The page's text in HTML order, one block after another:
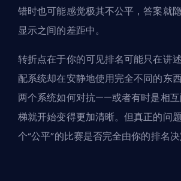
错时也可能感觉极其不公平，答案就
显示之间的差距中。
转折点在于你的可见排名可能只在讲
配系统却在安静地使用完全不同的东
两个系统如何对抗——或者有时是相
梯就开始变得更加清晰。但真正的问
个“公平”的比赛是否完全由你的排名决